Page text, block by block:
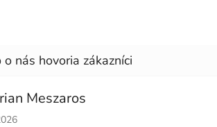
Meszaros
obchodu je 5 z 5 hviezdičiek.